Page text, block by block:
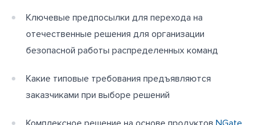
Ключевые предпосылки для перехода на
отечественные решения для организации
безопасной работы распределенных команд
Какие типовые требования предъявляются
заказчиками при выборе решений